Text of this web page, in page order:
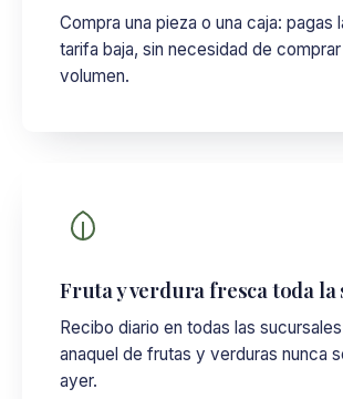
Compra una pieza o una caja: pagas
tarifa baja, sin necesidad de
volumen.
Fruta y verdura fresca toda la
Recibo diario en todas las sucursales
anaquel de frutas y verduras nunca
ayer.